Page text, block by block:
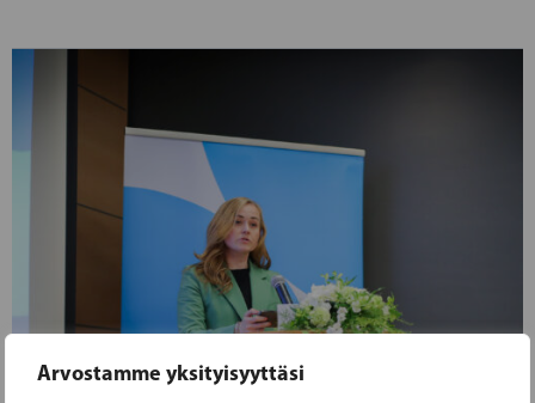
Arvostamme yksityisyyttäsi